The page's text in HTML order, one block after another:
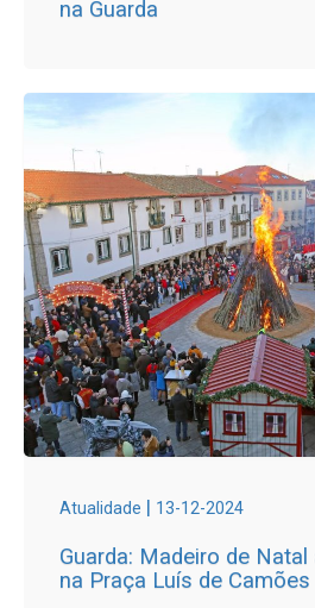
na Guarda
Atualidade | 13-12-2024
Guarda: Madeiro de
na Praça Luís de Camões